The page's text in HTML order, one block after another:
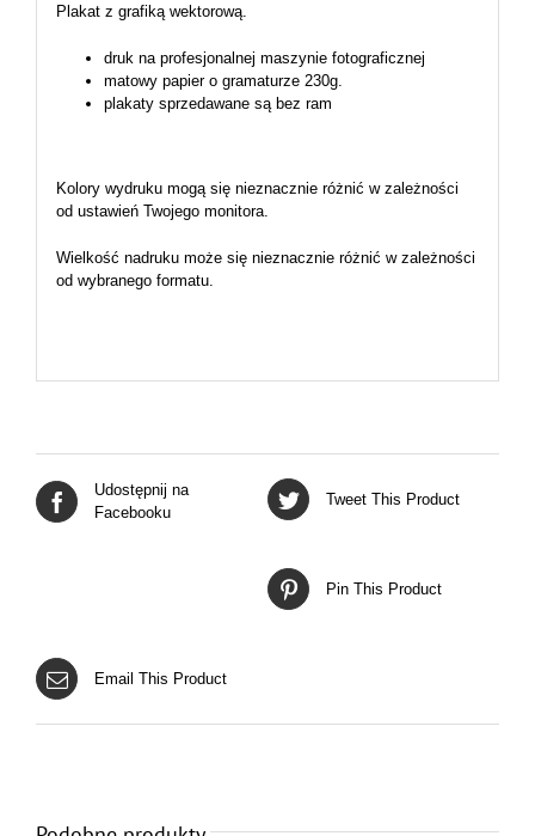
Plakat z grafiką wektorową.
druk na profesjonalnej maszynie fotograficznej
matowy papier o gramaturze 230g.
plakaty sprzedawane są bez ram
Kolory wydruku mogą się nieznacznie różnić w zależności
od ustawień Twojego monitora.
Wielkość nadruku może się nieznacznie różnić w zależności
od wybranego formatu.
Udostępnij na
Facebooku
Tweet This Product
Pin This Product
Email This Product